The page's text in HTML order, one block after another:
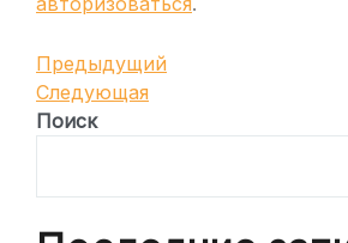
Навигация
по
записям
Предыдущая
запись
Предыдущий
Следующая
запись
Следующая
Поиск